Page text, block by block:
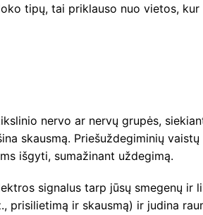
tipų, tai priklauso nuo vietos,
nervo ar nervų grupės,
skausmą. Priešuždegiminių
išgyti, sumažinant uždegimą.
signalus tarp jūsų smegenų ir
prisilietimą ir skausmą) ir judina